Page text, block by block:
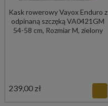
Kask rowerowy Vayox Enduro z
odpinaną szczęką VA0421GM
54-58 cm, Rozmiar M, zielony
239,00 zł